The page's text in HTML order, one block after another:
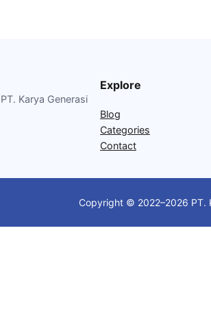
Karya Generasi
Explore
Blog
Categories
Contact
Copyright © 2022–2026 PT.